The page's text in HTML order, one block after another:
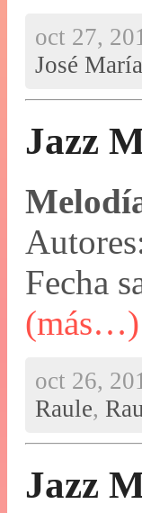
oct 27,
José
Jazz
Fecha
(más…)
oct 26,
Raule,
Jazz